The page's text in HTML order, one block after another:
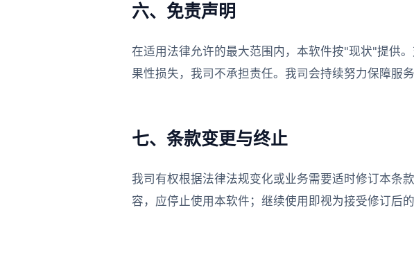
六、免责声明
在适用法律允许的最大范围内，本软件按"现状"提供
果性损失，我司不承担责任。我司会持续努力保障服务
七、条款变更与终止
我司有权根据法律法规变化或业务需要适时修订本条
容，应停止使用本软件；继续使用即视为接受修订后的